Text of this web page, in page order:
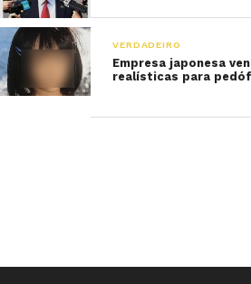
VERDADEIRO
Empresa japonesa
realísticas para